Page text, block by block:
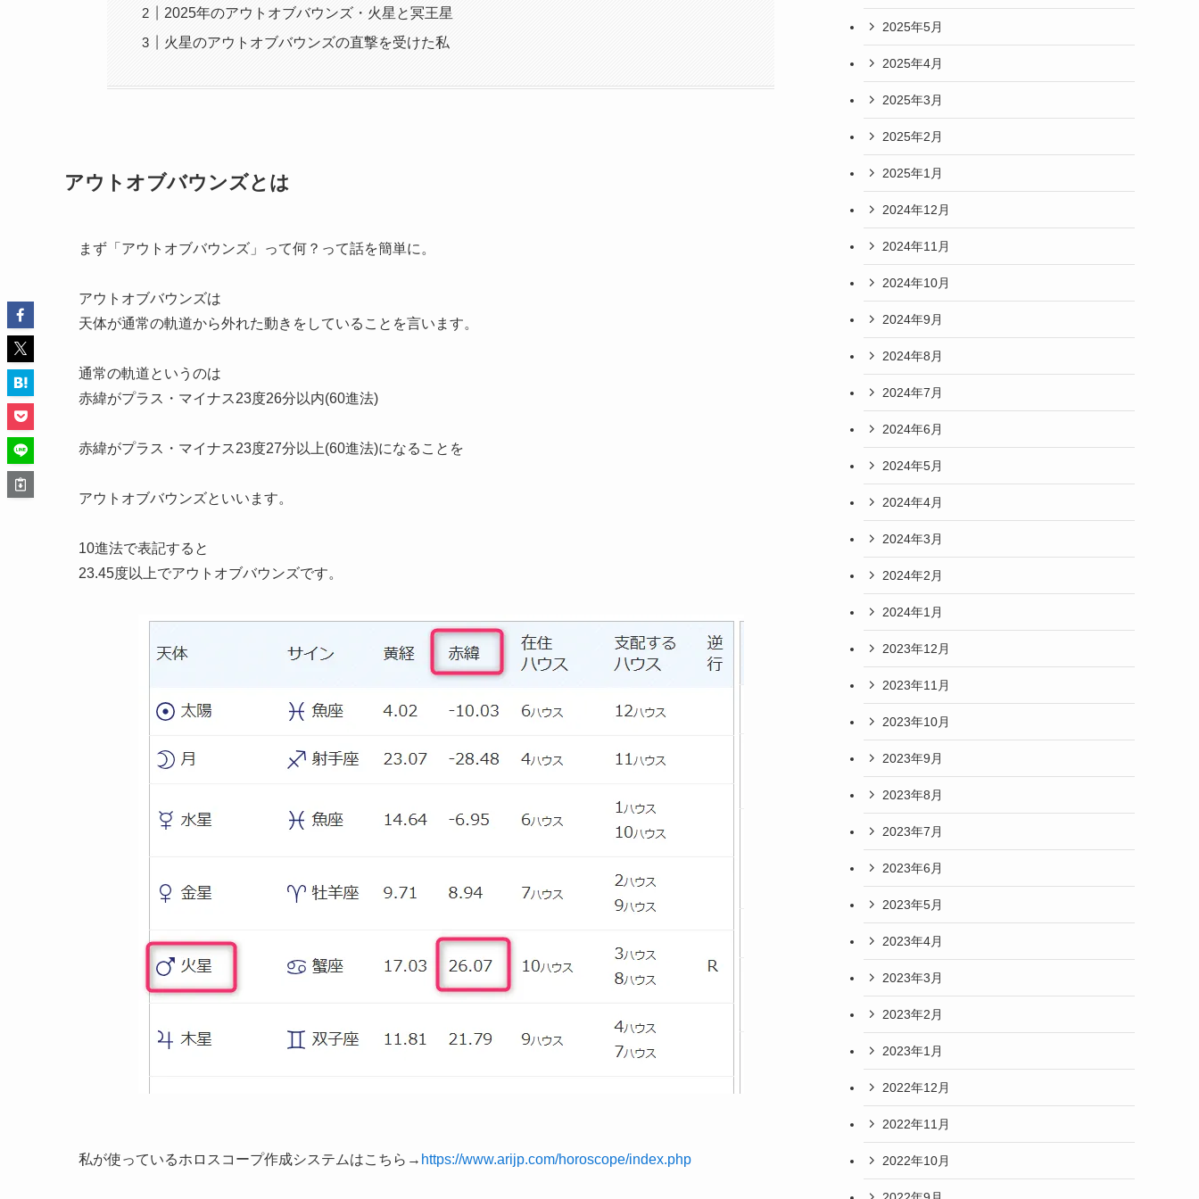
2025年のアウトオブバウンズ・火星と冥王星
火星のアウトオブバウンズの直撃を受けた私
アウトオブバウンズとは
まず「アウトオブバウンズ」って何？って話を簡単に。
アウトオブバウンズは
天体が通常の軌道から外れた動きをしていることを言います。
通常の軌道というのは
赤緯がプラス・マイナス23度26分以内(60進法)
赤緯がプラス・マイナス23度27分以上(60進法)になることを
アウトオブバウンズといいます。
10進法で表記すると
23.45度以上でアウトオブバウンズです。
私が使っているホロスコープ作成システムはこちら→ https://www.arijp.com/horoscope/index.php
2025年5月
2025年4月
2025年3月
2025年2月
2025年1月
2024年12月
2024年11月
2024年10月
2024年9月
2024年8月
2024年7月
2024年6月
2024年5月
2024年4月
2024年3月
2024年2月
2024年1月
2023年12月
2023年11月
2023年10月
2023年9月
2023年8月
2023年7月
2023年6月
2023年5月
2023年4月
2023年3月
2023年2月
2023年1月
2022年12月
2022年11月
2022年10月